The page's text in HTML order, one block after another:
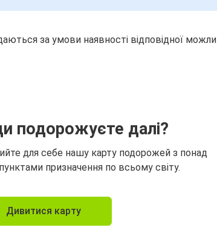
за умови наявності відповідної
подорожуєте далі?
для себе нашу карту подорожей з понад
призначення по всьому світу.
Дивитися карту